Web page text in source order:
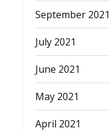
September 2021
July 2021
June 2021
May 2021
April 2021